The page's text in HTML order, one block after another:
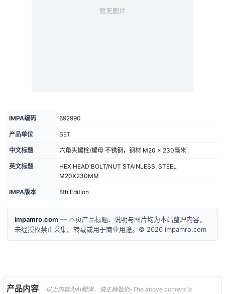
IMPA编码 692990
产品单位 SET
中文标题 六角头螺栓/螺母 不锈钢，钢材 M20 × 230毫米
英文标题
HEX HEAD BOLT/NUT STAINLESS, STEEL
M20X230MM
IMPA版本 8th Edition
impamro.com — 本页产品标题、说明与图片均为本站整理内容，
未经授权禁止采集、转载或用于商业用途。© 2026 impamro.com
产品内容
以上内容为AI翻译，请正确甄别-The above content is